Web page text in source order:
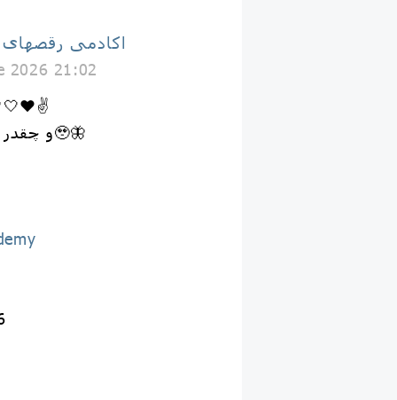
اكادمى
2026 21:02
ایرانی بودن
و چقدر ما قشنگیم کناره هم🥹🦋